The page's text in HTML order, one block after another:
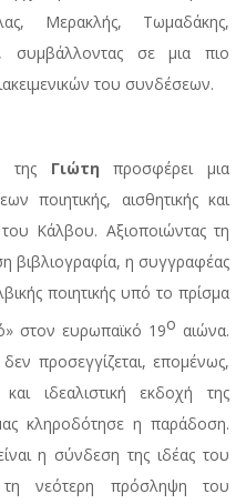
Μερακλής, Τωμαδάκης,
συμβάλλοντας σε μια πιο
του συνδέσεων.
της Γιώτηπροσφέρει μια
ποιητικής, αισθητικής και
Κάλβου. Αξιοποιώντας τη
βιβλιογραφία, η συγγραφέας
ποιητικής υπό το πρίσμα
στον ευρωπαϊκό 19ο αιώνα.
προσεγγίζεται, επομένως,
ιδεαλιστική εκδοχή της
κληροδότησε η παράδοση.
η σύνδεση της ιδέας του
νεότερη πρόσληψη του